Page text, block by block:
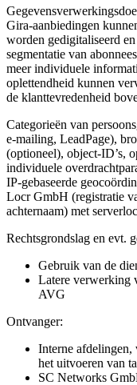
Gira-aanbiedingen
worden gedigitaliseerd
segmentatie van
meer individuele
oplettendheid kunnen
de klanttevredenheid
Categorieën van
e-mailing, LeadPage),
(optioneel), object-ID’s,
individuele
IP-gebaseerde
Locr GmbH (registratie
achternaam) met
Rechtsgrondslag en evt.
Gebruik van de
Latere verwerking
AVG
Ontvanger:
Interne
het uitvoeren van
SC Networks